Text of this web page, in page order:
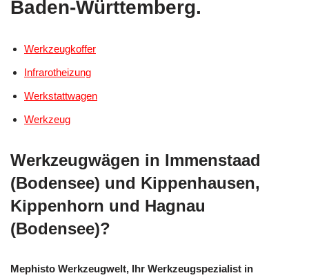
Baden-Württemberg.
Werkzeugkoffer
Infrarotheizung
Werkstattwagen
Werkzeug
Werkzeugwägen in Immenstaad
(Bodensee) und Kippenhausen,
Kippenhorn und Hagnau
(Bodensee)?
Mephisto Werkzeugwelt, Ihr Werkzeugspezialist in